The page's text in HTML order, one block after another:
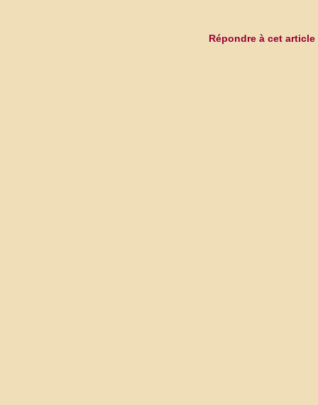
Répondre à cet article